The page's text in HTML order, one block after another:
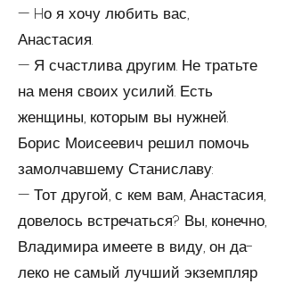
— Hо я хочу любить вас,
Анастасия.
— Я счастлива другим. Не тратьте
на меня своих усилий. Есть
женщины, которым вы нужней.
Борис Моисеевич решил помочь
за­мол­ча­вшему Станиславу:
— Тот другой, с кем вам, Анастасия,
довелось встречаться? Вы, конечно,
­Владимира имеете в виду, он да­
ле­ко не самый лучший экземпляр